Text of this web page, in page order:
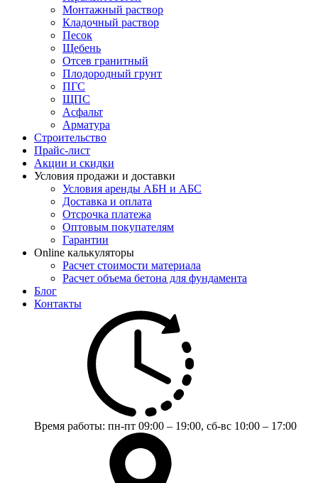
Монтажный раствор
Кладочный раствор
Песок
Щебень
Отсев гранитный
Плодородный грунт
ПГС
ЩПС
Асфальт
Арматура
Строительство
Прайс-лист
Акции и скидки
Условия продажи и доставки
Условия аренды АБН и АБС
Доставка и оплата
Отсрочка платежа
Оптовым покупателям
Гарантии
Online калькуляторы
Расчет стоимости материала
Расчет объема бетона для фундамента
Блог
Контакты
Время работы: пн-пт 09:00 – 19:00, сб-вс 10:00 – 17:00